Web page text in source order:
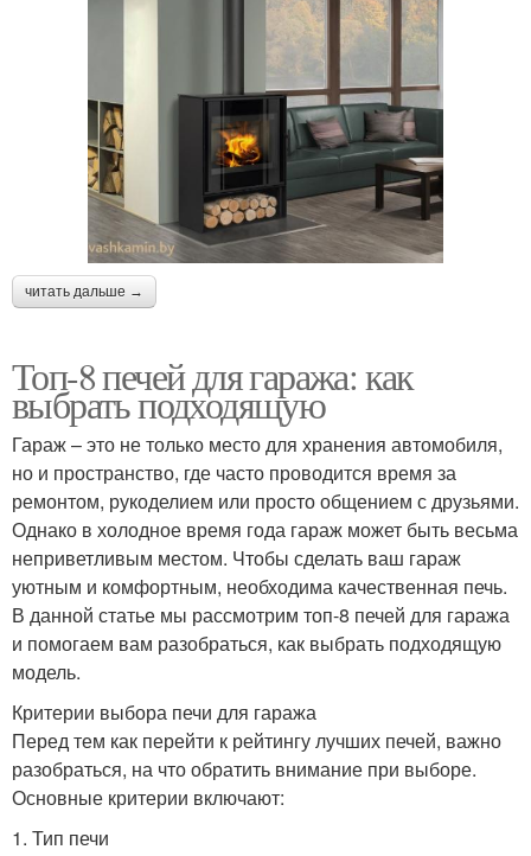
читать дальше →
Топ-8 печей для гаража: как
выбрать подходящую
Гараж – это не только место для хранения автомобиля,
но и пространство, где часто проводится время за
ремонтом, рукоделием или просто общением с друзьями.
Однако в холодное время года гараж может быть весьма
неприветливым местом. Чтобы сделать ваш гараж
уютным и комфортным, необходима качественная печь.
В данной статье мы рассмотрим топ-8 печей для гаража
и помогаем вам разобраться, как выбрать подходящую
модель.
Критерии выбора печи для гаража
Перед тем как перейти к рейтингу лучших печей, важно
разобраться, на что обратить внимание при выборе.
Основные критерии включают:
1. Тип печи